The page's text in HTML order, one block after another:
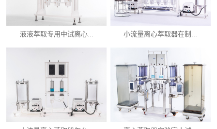
液液萃取专用中试离心... 小流量离心萃取器在制...